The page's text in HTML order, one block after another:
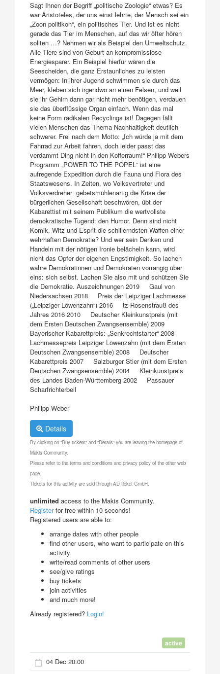
Sagt Ihnen der Begriff „politische Zoologie“ etwas? Es
war Aristoteles, der uns einst lehrte, der Mensch sei ein
„Zoon politikon“, ein politisches Tier. Und ist es nicht
gerade das Tier im Menschen, auf das wir öfter hören
sollten …? Nehmen wir als Beispiel den Umweltschutz.
Alle Tiere sind von Geburt an kompromisslose
Energiesparer. Ein Beispiel hierfür wären die
Seescheiden, die ganz Erstaunliches zu leisten
vermögen: In ihrer Jugend schwimmen sie durch das
Meer, kleben sich irgendwo an einen Felsen, und weil
sie ihr Gehirn dann gar nicht mehr benötigen, verdauen
sie das überflüssige Organ einfach. Wenn das mal
keine Form radikalen Recyclings ist! Dagegen fällt
vielen Menschen das Thema Nachhaltigkeit deutlich
schwerer. Frei nach dem Motto: „Ich würde ja mit dem
Fahrrad zur Arbeit fahren, doch leider passt das
verdammt Ding nicht in den Kofferraum!“ Philipp Webers
Programm „POWER TO THE POPEL“ ist eine
aufregende Expedition durch die Fauna und Flora des
Staatswesens. In Zeiten, wo Volksvertreter und
Volksverdreher gebetsmühlenartig die Krise der
bürgerlichen Gesellschaft beschwören, übt der
Kabarettist mit seinem Publikum die wertvollste
demokratische Tugend: den Humor. Denn sind nicht
Komik, Witz und Esprit die schillerndsten Waffen einer
wehrhaften Demokratie? Und wer sein Denken und
Handeln mit der nötigen Ironie belächeln kann, wird
nicht das Opfer der eigenen Engstirnigkeit. So lachen
wahre Demokratinnen und Demokraten vorrangig über
eins: sich selbst. Lachen Sie also mit und schützen Sie
die Demokratie. Auszeichnungen 2019 Gaul von
Niedersachsen 2018 Preis der Leipziger Lachmesse
(„Leipziger Löwenzahn“) 2016 tz-Rosenstrauß des
Jahres 2016 2010 Deutscher Kleinkunstpreis (mit
dem Ersten Deutschen Zwangsensemble) 2009
Bayerischer Kabarettpreis: „Senkrechtstarter“ 2008
Lachmessepreis Leipziger Löwenzahn (mit dem Ersten
Deutschen Zwangsensemble) 2008 Deutscher
Kabarettpreis 2007 Salzburger Stier (mit dem Ersten
Deutschen Zwangsensemble) 2004 Kleinkunstpreis
des Landes Baden-Württemberg 2002 Passauer
Scharfrichterbeil
Philipp Weber
Details
By clicking on "Buy tickets" and "Details" you are leaving the homepage of
Makis Community.
Please refer to the terms and conditions and privacy policy of the other web
page.
Tickets for this activity are sold through AD ticket GmbH.
unlimited access to the Makis Community.
Registerfor free within 10 seconds!
Registered users are able to:
arrange dates with other people
find other users, who want to participate on this
activity
write/read comments of other users
see/give ratings
buy tickets
join activities
and much more!
Already registered? Login!
active
04 Dec 20:00